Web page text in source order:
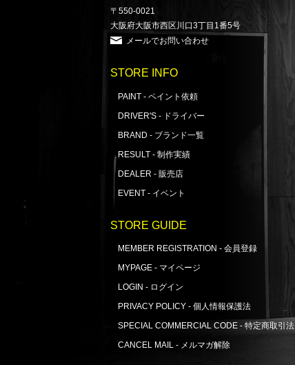
〒550-0021
大阪府大阪市西区川口3丁目1番5号
メールでお問い合わせ
STORE INFO
PAINT - ペイント依頼
DRIVER'S - ドライバー
BRAND - ブランド一覧
RESULT - 制作実績
DEALER - 販売店
EVENT - イベント
STORE GUIDE
MEMBER REGISTRATION - 会員登録
MYPAGE - マイページ
LOGIN - ログイン
PRIVACY POLICY - 個人情報保護法
SPECIAL COMMERCIAL CODE - 特定商取引法
CANCEL MAIL - メルマガ解除